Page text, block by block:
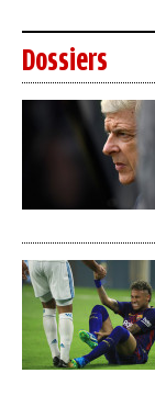
Dossiers